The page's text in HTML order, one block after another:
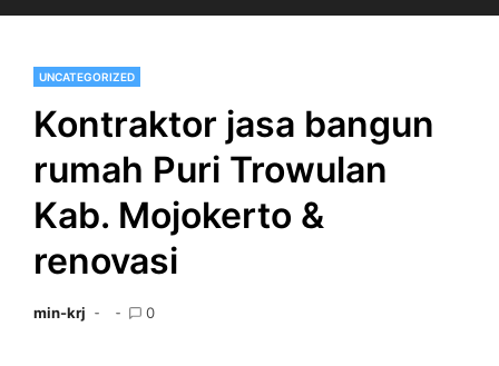
UNCATEGORIZED
Kontraktor jasa bangun
rumah Puri Trowulan
Kab. Mojokerto &
renovasi
min-krj 0